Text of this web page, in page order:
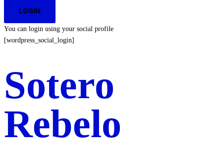
You can login using your social profile
[wordpress_social_login]
Sotero
Rebelo